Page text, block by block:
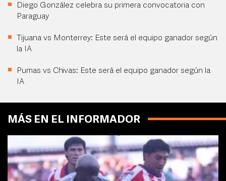
Diego González celebra su primera convocatoria con
Paraguay
Tijuana vs Monterrey: Este será el equipo ganador según
la IA
Pumas vs Chivas: Este será el equipo ganador según la
IA
MÁS EN EL INFORMADOR